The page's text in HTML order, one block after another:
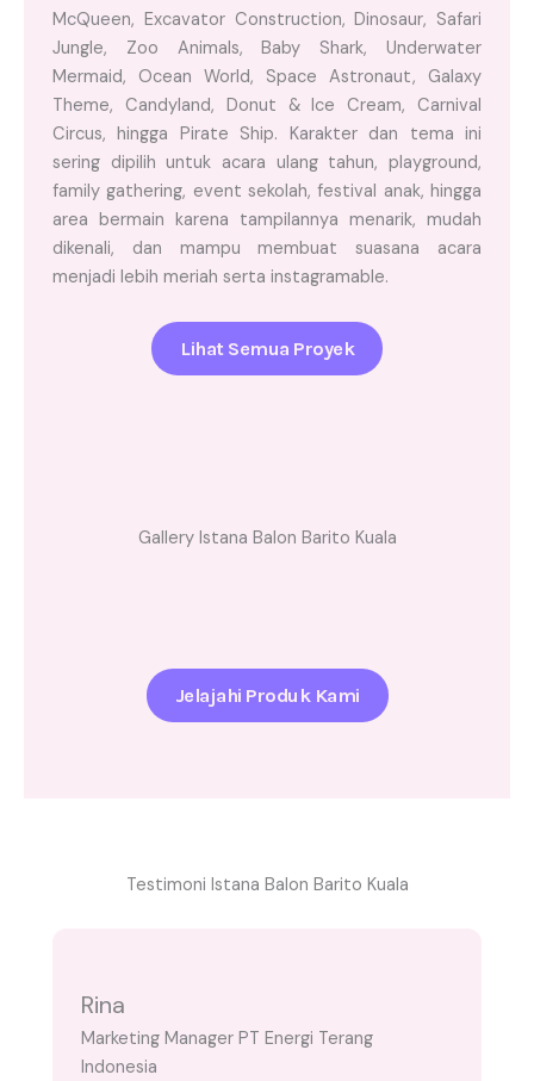
McQueen, Excavator Construction, Dinosaur, Safari
Jungle, Zoo Animals, Baby Shark, Underwater
Mermaid, Ocean World, Space Astronaut, Galaxy
Theme, Candyland, Donut & Ice Cream, Carnival
Circus, hingga Pirate Ship. Karakter dan tema ini
sering dipilih untuk acara ulang tahun, playground,
family gathering, event sekolah, festival anak, hingga
area bermain karena tampilannya menarik, mudah
dikenali, dan mampu membuat suasana acara
menjadi lebih meriah serta instagramable.
Lihat Semua Proyek
Gallery Istana Balon Barito Kuala
Jelajahi Produk Kami
Testimoni Istana Balon Barito Kuala
Rina
Marketing Manager PT Energi Terang
Indonesia